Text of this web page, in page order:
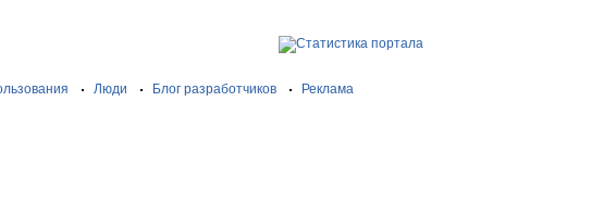
Люди Блог разработчиков
Реклама